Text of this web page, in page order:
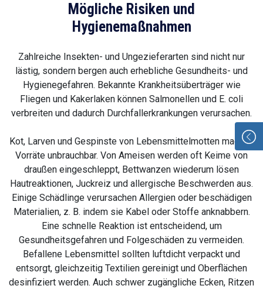
Mögliche Risiken und
Hygienemaßnahmen
Zahlreiche Insekten- und Ungezieferarten sind nicht nur
lästig, sondern bergen auch erhebliche Gesundheits- und
Hygienegefahren. Bekannte Krankheitsüberträger wie
Fliegen und Kakerlaken können Salmonellen und E. coli
verbreiten und dadurch Durchfallerkrankungen verursachen.
Kot, Larven und Gespinste von Lebensmittelmotten machen
Vorräte unbrauchbar. Von Ameisen werden oft Keime von
draußen eingeschleppt, Bettwanzen wiederum lösen
Hautreaktionen, Juckreiz und allergische Beschwerden aus.
Einige Schädlinge verursachen Allergien oder beschädigen
Materialien, z. B. indem sie Kabel oder Stoffe anknabbern.
Eine schnelle Reaktion ist entscheidend, um
Gesundheitsgefahren und Folgeschäden zu vermeiden.
Befallene Lebensmittel sollten luftdicht verpackt und
entsorgt, gleichzeitig Textilien gereinigt und Oberflächen
desinfiziert werden. Auch schwer zugängliche Ecken, Ritzen